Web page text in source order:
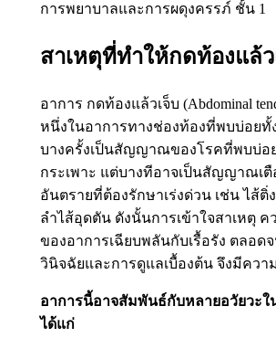
การพยาบาลและการผดุงครรภ์ ชั้น 1
สาเหตุที่ทำให้กดท้องแล้ว
อาการ กดท้องแล้วเจ็บ (Abdominal
หนึ่งในอาการทางช่องท้องที่พบบ่อยทั้
บางครั้งเป็นสัญญาณของโรคที่พบบ่อ
กระเพาะ แต่บางทีอาจเป็นสัญญาณเ
อันตรายที่ต้องรักษาเร่งด่วน เช่น ไส้ติ่
ลำไส้อุดตัน ดังนั้นการเข้าใจสาเหตุ ค
ของอาการเฉียบพลันกับเรื้อรัง ตลอด
วินิจฉัยและการดูแลเบื้องต้น จึงมีควา
อาการนี้อาจสัมพันธ์กับหลายอวัยวะใ
ได้แก่